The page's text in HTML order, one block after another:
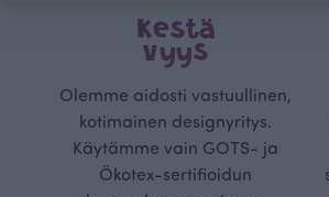
Kestä
vyys
Olemme aidosti vastuullinen,
kotimainen designyritys.
Käytämme vain GOTS- ja
Ökotex-sertifioidun